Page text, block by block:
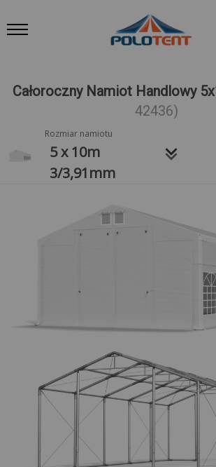
Całoroczny Namiot Handlowy
42436)
Rozmiar namiotu
5 x 10m
3/3,91mm
keyboard_arrow_down